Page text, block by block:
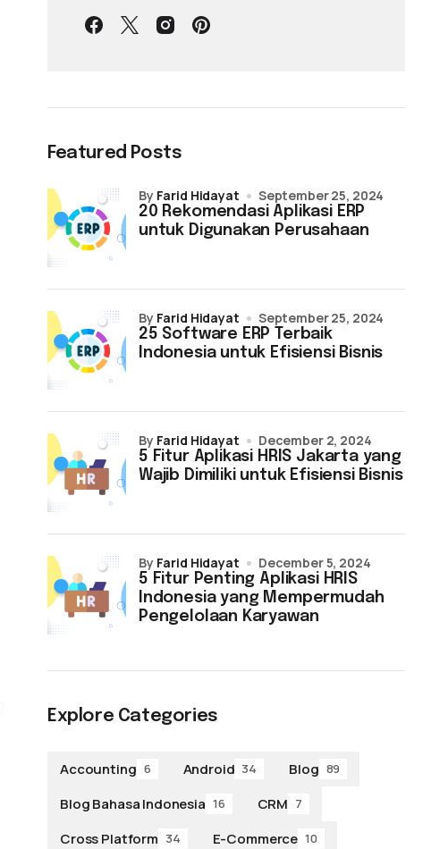
Featured Posts
20 Rekomendasi Aplikasi ERP
untuk Digunakan Perusahaan
by Farid Hidayat September 25, 2024
25 Software ERP Terbaik
Indonesia untuk Efisiensi Bisnis
by Farid Hidayat September 25, 2024
5 Fitur Aplikasi HRIS Jakarta yang
Wajib Dimiliki untuk Efisiensi Bisnis
by Farid Hidayat December 2, 2024
5 Fitur Penting Aplikasi HRIS
Indonesia yang Mempermudah
Pengelolaan Karyawan
by Farid Hidayat December 5, 2024
Explore Categories
Accounting 6 Android 34 Blog 89
Blog Bahasa Indonesia 16 CRM 7
Cross Platform 34 E-Commerce 10